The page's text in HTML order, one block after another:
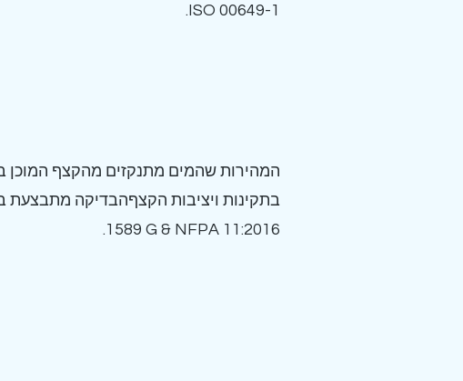
ISO 00649-1.
המהירות שהמים מתנקזים מהקצף המוכן
1589 G & NFPA 11:2016.